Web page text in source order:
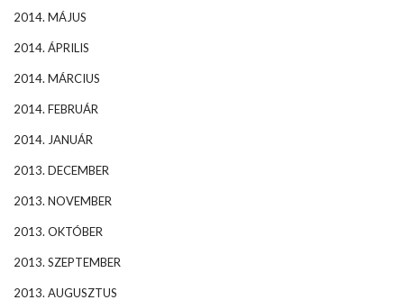
2014. MÁJUS
2014. ÁPRILIS
2014. MÁRCIUS
2014. FEBRUÁR
2014. JANUÁR
2013. DECEMBER
2013. NOVEMBER
2013. OKTÓBER
2013. SZEPTEMBER
2013. AUGUSZTUS